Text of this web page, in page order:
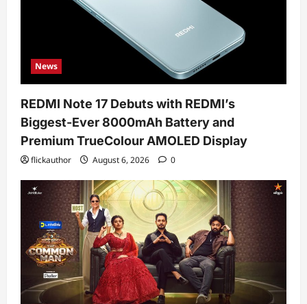
News
REDMI Note 17 Debuts with REDMI’s
Biggest-Ever 8000mAh Battery and
Premium TrueColour AMOLED Display
flickauthor August 6, 2026 0